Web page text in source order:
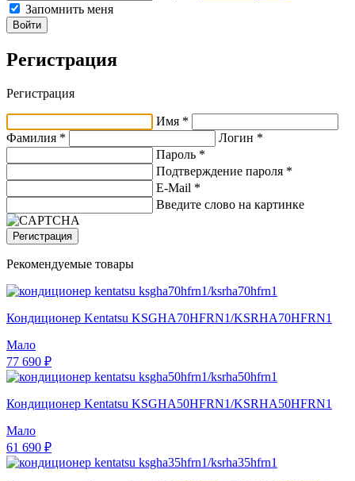
Запомнить меня
Войти
Регистрация
Регистрация
Имя *
Фамилия *
Логин *
Пароль *
Подтверждение пароля *
E-Mail *
Введите слово на картинке
Регистрация
Рекомендуемые товары
Кондиционер Kentatsu KSGHA70HFRN1/KSRHA70HFRN1
Мало
77 690 ₽
Кондиционер Kentatsu KSGHA50HFRN1/KSRHA50HFRN1
Мало
61 690 ₽